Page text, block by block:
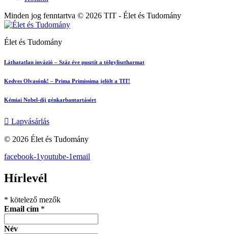
Minden jog fenntartva © 2026 TIT - Élet és Tudomány
Élet és Tudomány
Láthatatlan invázió – Száz éve pusztít a tölgylisztharmat
Kedves Olvasónk! – Prima Primissima jelölt a TIT!
Kémiai Nobel-díj génkarbantartásért
Lapvásárlás
© 2026 Élet és Tudomány
facebook-1youtube-1email
Hírlevél
* kötelező mezők
Email cím *
Név